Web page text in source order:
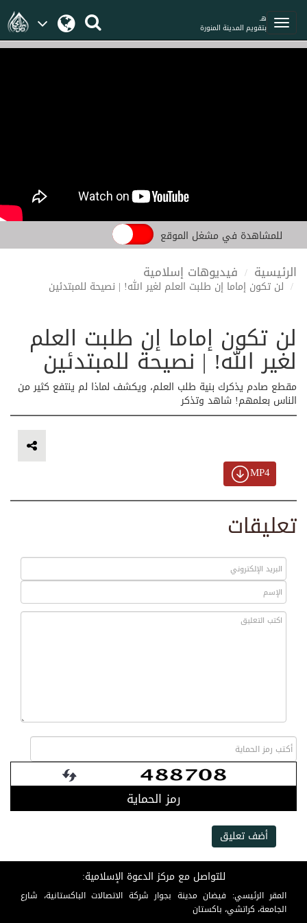
هـ
بتقويم المدينة المنورة
للمشاهدة في مشغل الموقع
الرئيسية فيديوهات إسلامية
لن تكون إماما إن طلبت العلم لغير الله! | نصيحة للمبتدئين
لن تكون إماما إن طلبت العلم
لغير الله! | نصيحة للمبتدئين
مقطع صادم يذكرك بنية طلب العلم، ويكشف لماذا لم ينتفع كثير من
الناس بعلمهم! شاهد وتذكر
MP4
تعليقات
رمز الحماية
أضف تعليق
للتواصل مع مركز الدعوة الإسلامية:
المقر الرئيسي: فيضان مدينة بجوار شركة الاتصالات الباكستانية، شارع
الجامعة، كراتشي، باكستان